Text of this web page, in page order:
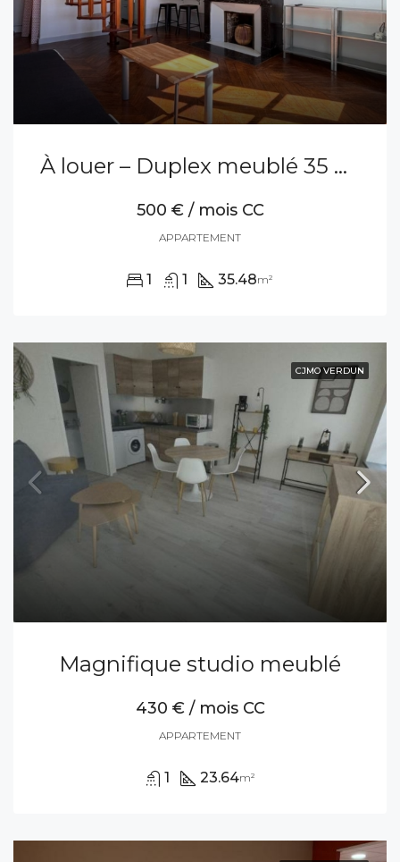
À louer – Duplex meublé 35 m² – Centre-ville
500 € / mois CC
APPARTEMENT
1 1 35.48m²
CJMO VERDUN
Magnifique studio meublé
430 € / mois CC
APPARTEMENT
1 23.64m²